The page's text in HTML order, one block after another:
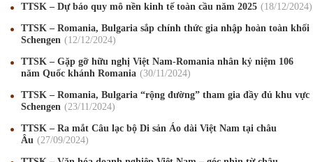
TTSK – Dự báo quy mô nền kinh tế toàn cầu năm 2025 18/12/2024
TTSK – Romania, Bulgaria sắp chính thức gia nhập hoàn toàn khối
Schengen
12/12/2024
TTSK – Gặp gỡ hữu nghị Việt Nam-Romania nhân kỷ niệm 106
năm Quốc khánh Romania
30/11/2024
TTSK – Romania, Bulgaria “rộng đường” tham gia đầy đủ khu vực
Schengen
23/11/2024
TTSK – Ra mắt Câu lạc bộ Di sản Áo dài Việt Nam tại châu
Âu
27/09/2024
Mừng Xuân Kỷ Hợi 2019
Chúc mừng Giáng sinh và Năm mới 2019
Mừng Xuân Bính Ngọ 2026 15/02/2026
Chúc mừng Giáng sinh và Năm mới 2026 24/12/2025
Chúc mừng Giáng sinh và Năm mới 2025 /12/2024